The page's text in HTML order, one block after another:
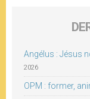
Angélus : Jésus
2026
OPM : former,